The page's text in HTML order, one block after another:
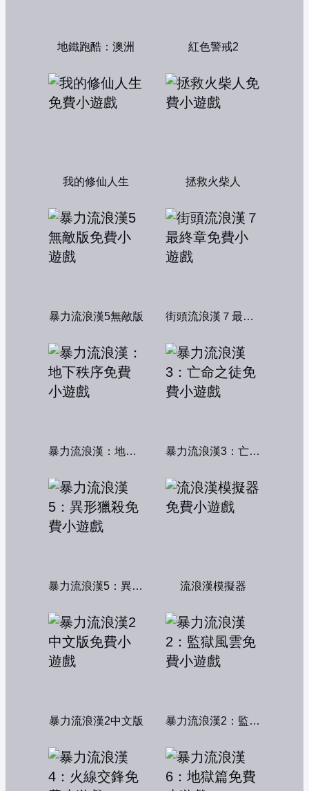
地鐵跑酷：澳洲 紅色警戒2
我的修仙人生 拯救火柴人
暴力流浪漢5無敵版 街頭流浪漢７最終章
暴力流浪漢：地下秩序 暴力流浪漢3：亡命之徒
暴力流浪漢5：異形獵殺 流浪漢模擬器
暴力流浪漢2中文版 暴力流浪漢2：監獄風雲